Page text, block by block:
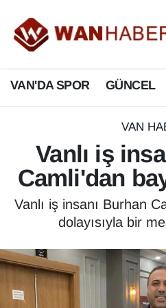
VAN'DA SPOR GÜNCEL
VAN
Vanlı iş
Camli'dan
Vanlı iş insanı Burhan
dolayısıyla bir
3.SAYFA
ASAYİŞ
BİLİM VE TEKNOLOJİ
Biyografi
ÇEVRE
Deprem
Dernekler, Odalar
Van Nöbetçi Eczaneler
Van Hava Durumu
Van Namaz Vakitleri
Van Trafik Yoğunluk
Süper Lig Puan
Tüm Manşetler
Son Dakika Haberleri
Haber Arşivi